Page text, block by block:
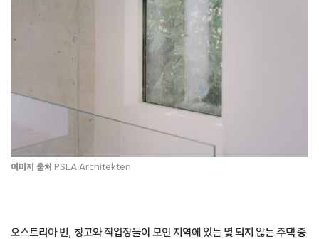
이미지 출처 PSLA Architekten
오스트리아 빈, 창고와 작업장들이 모인 지역에 있는 몇 되지 않는 주택 중